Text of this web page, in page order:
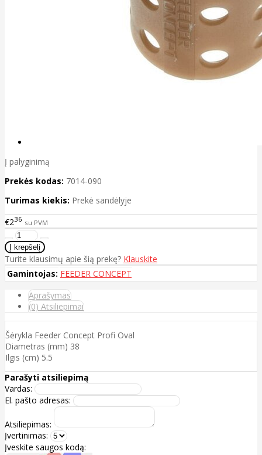
Į palyginimą
Prekės kodas: 7014-090
Turimas kiekis: Prekė sandėlyje
€236 su PVM
Turite klausimų apie šią prekę? Klauskite
Gamintojas: FEEDER CONCEPT
Aprašymas
(0) Atsiliepimai
Šėrykla Feeder Concept Profi Oval
Diametras (mm) 38
Ilgis (cm) 5.5
Parašyti atsiliepimą
Vardas:
El. pašto adresas:
Atsiliepimas:
Įvertinimas:
Įveskite saugos kodą: